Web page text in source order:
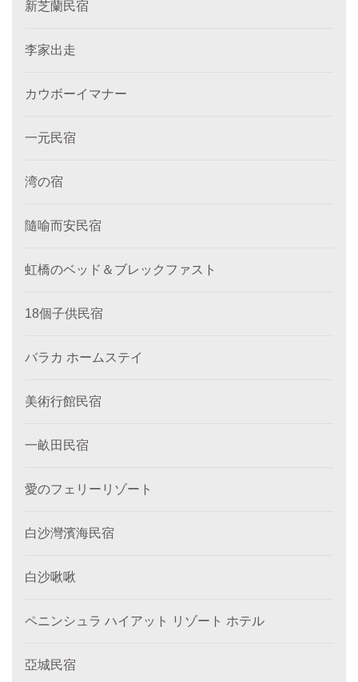
新芝蘭民宿
李家出走
カウボーイマナー
一元民宿
湾の宿
隨喻而安民宿
虹橋のベッド＆ブレックファスト
18個子供民宿
バラカ ホームステイ
美術行館民宿
一畝田民宿
愛のフェリーリゾート
白沙灣濱海民宿
白沙啾啾
ペニンシュラ ハイアット リゾート ホテル
亞城民宿